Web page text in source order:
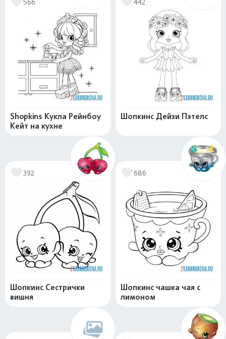
Shopkins Кукла Рейнбоу
Кейт на кухне
Шопкинс Дейзи Пэтелс
392
Шопкинс Сестрички
вишня
686
Шопкинс чашка чая с
лимоном